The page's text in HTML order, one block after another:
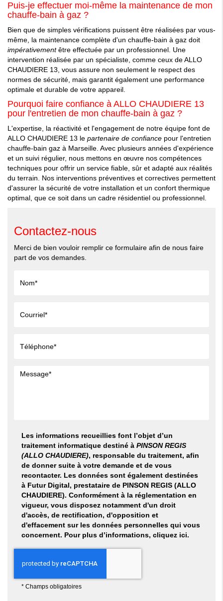
Puis-je effectuer moi-même la maintenance de mon
chauffe-bain à gaz ?
Bien que de simples vérifications puissent être réalisées par vous-
même, la maintenance complète d'un chauffe-bain à gaz doit
impérativementêtre effectuée par un professionnel. Une
intervention réalisée par un spécialiste, comme ceux de ALLO
CHAUDIERE 13, vous assure non seulement le respect des
normes de sécurité, mais garantit également une performance
optimale et durable de votre appareil.
Pourquoi faire confiance à ALLO CHAUDIERE 13
pour l'entretien de mon chauffe-bain à gaz ?
L'expertise, la réactivité et l'engagement de notre équipe font de
ALLO CHAUDIERE 13 le partenaire de confiance pour l'entretien
chauffe-bain gaz à Marseille. Avec plusieurs années d'expérience
et un suivi régulier, nous mettons en œuvre nos compétences
techniques pour offrir un service fiable, sûr et adapté aux réalités
du terrain. Nos interventions préventives et correctives permettent
d'assurer la sécurité de votre installation et un confort thermique
optimal, que ce soit dans un cadre résidentiel ou professionnel.
Contactez-nous
Merci de bien vouloir remplir ce formulaire afin de nous faire
part de vos demandes.
Les informations recueillies font l’objet d’un
traitement informatique destiné àPINSON REGIS
(ALLO CHAUDIERE), responsable du traitement, afin
de donner suite à votre demande et de vous
recontacter. Les données sont également destinées
à Futur Digital, prestataire de PINSON REGIS (ALLO
CHAUDIERE). Conformément à la réglementation en
vigueur, vous disposez notamment d'un droit
d'accès, de rectification, d'opposition et
d'effacement sur les données personnelles qui vous
concernent. Pour plus d’informations, cliquez ici.
* Champs obligatoires